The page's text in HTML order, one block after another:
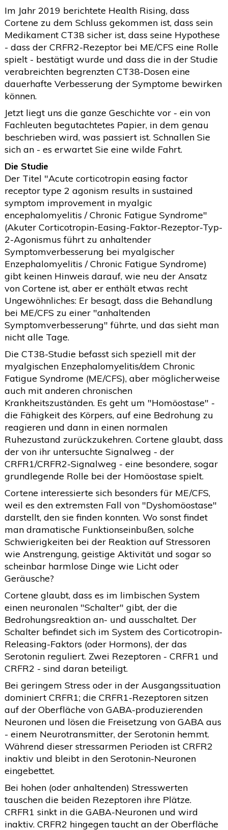
Im Jahr 2019 berichtete Health Rising, dass
Cortene zu dem Schluss gekommen ist, dass sein
Medikament CT38 sicher ist, dass seine Hypothese
- dass der CRFR2-Rezeptor bei ME/CFS eine Rolle
spielt - bestätigt wurde und dass die in der Studie
verabreichten begrenzten CT38-Dosen eine
dauerhafte Verbesserung der Symptome bewirken
können.
Jetzt liegt uns die ganze Geschichte vor - ein von
Fachleuten begutachtetes Papier, in dem genau
beschrieben wird, was passiert ist. Schnallen Sie
sich an - es erwartet Sie eine wilde Fahrt.
Die Studie
Der Titel "Acute corticotropin easing factor
receptor type 2 agonism results in sustained
symptom improvement in myalgic
encephalomyelitis / Chronic Fatigue Syndrome"
(Akuter Corticotropin-Easing-Faktor-Rezeptor-Typ-
2-Agonismus führt zu anhaltender
Symptomverbesserung bei myalgischer
Enzephalomyelitis / Chronic Fatigue Syndrome)
gibt keinen Hinweis darauf, wie neu der Ansatz
von Cortene ist, aber er enthält etwas recht
Ungewöhnliches: Er besagt, dass die Behandlung
bei ME/CFS zu einer "anhaltenden
Symptomverbesserung" führte, und das sieht man
nicht alle Tage.
Die CT38-Studie befasst sich speziell mit der
myalgischen Enzephalomyelitis/dem Chronic
Fatigue Syndrome (ME/CFS), aber möglicherweise
auch mit anderen chronischen
Krankheitszuständen. Es geht um "Homöostase" -
die Fähigkeit des Körpers, auf eine Bedrohung zu
reagieren und dann in einen normalen
Ruhezustand zurückzukehren. Cortene glaubt, dass
der von ihr untersuchte Signalweg - der
CRFR1/CRFR2-Signalweg - eine besondere, sogar
grundlegende Rolle bei der Homöostase spielt.
Cortene interessierte sich besonders für ME/CFS,
weil es den extremsten Fall von "Dyshomöostase"
darstellt, den sie finden konnten. Wo sonst findet
man dramatische Funktionseinbußen, solche
Schwierigkeiten bei der Reaktion auf Stressoren
wie Anstrengung, geistige Aktivität und sogar so
scheinbar harmlose Dinge wie Licht oder
Geräusche?
Cortene glaubt, dass es im limbischen System
einen neuronalen "Schalter" gibt, der die
Bedrohungsreaktion an- und ausschaltet. Der
Schalter befindet sich im System des Corticotropin-
Releasing-Faktors (oder Hormons), der das
Serotonin reguliert. Zwei Rezeptoren - CRFR1 und
CRFR2 - sind daran beteiligt.
Bei geringem Stress oder in der Ausgangssituation
dominiert CRFR1; die CRFR1-Rezeptoren sitzen
auf der Oberfläche von GABA-produzierenden
Neuronen und lösen die Freisetzung von GABA aus
- einem Neurotransmitter, der Serotonin hemmt.
Während dieser stressarmen Perioden ist CRFR2
inaktiv und bleibt in den Serotonin-Neuronen
eingebettet.
Bei hohen (oder anhaltenden) Stresswerten
tauschen die beiden Rezeptoren ihre Plätze.
CRFR1 sinkt in die GABA-Neuronen und wird
inaktiv. CRFR2 hingegen taucht an der Oberfläche